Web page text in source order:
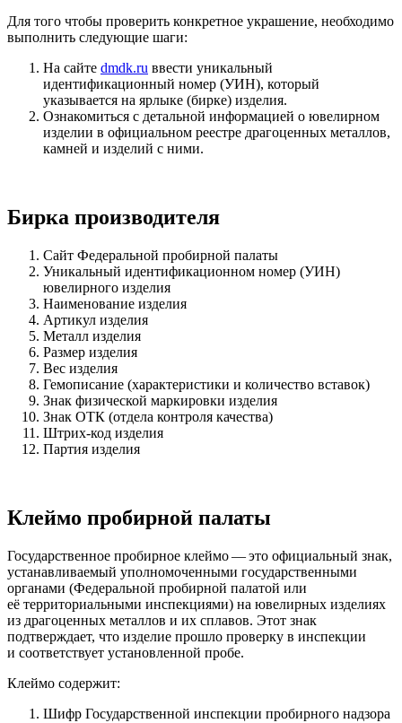
Для того чтобы проверить конкретное украшение, необходимо
выполнить следующие шаги:
На сайте dmdk.ru ввести уникальный
идентификационный номер (УИН), который
указывается на ярлыке (бирке) изделия.
Ознакомиться с детальной информацией о ювелирном
изделии в официальном реестре драгоценных металлов,
камней и изделий с ними.
Бирка производителя
Сайт Федеральной пробирной палаты
Уникальный идентификационном номер (УИН)
ювелирного изделия
Наименование изделия
Артикул изделия
Металл изделия
Размер изделия
Вес изделия
Гемописание (характеристики и количество вставок)
Знак физической маркировки изделия
Знак ОТК (отдела контроля качества)
Штрих-код изделия
Партия изделия
Клеймо пробирной палаты
Государственное пробирное клеймо — это официальный знак,
устанавливаемый уполномоченными государственными
органами (Федеральной пробирной палатой или
её территориальными инспекциями) на ювелирных изделиях
из драгоценных металлов и их сплавов. Этот знак
подтверждает, что изделие прошло проверку в инспекции
и соответствует установленной пробе.
Клеймо содержит:
Шифр Государственной инспекции пробирного надзора